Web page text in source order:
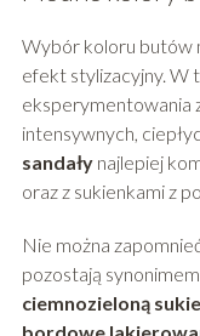
Wybór koloru butów
efekt stylizacyjny. W
eksperymentowania
intensywnych,
sandałynajlepiej
oraz z sukienkami z
Nie można
pozostają
ciemnozieloną